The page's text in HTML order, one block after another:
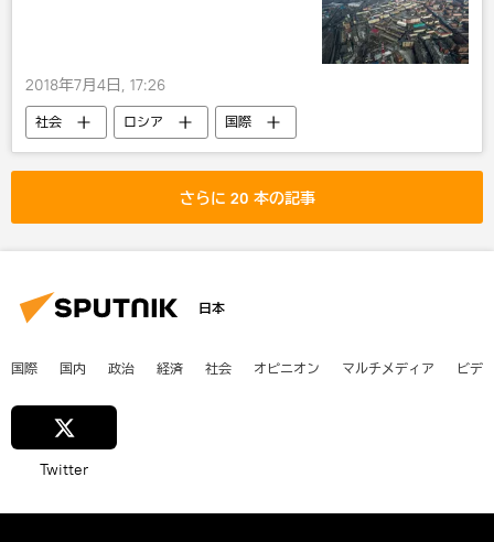
2018年7月4日, 17:26
社会 ロシア
国際
災害・事故・事件
環境 びっくり
さらに 20 本の記事
日本
国際 国内 政治 経済 社会 オピニオン マルチメディア ビデ
Twitter